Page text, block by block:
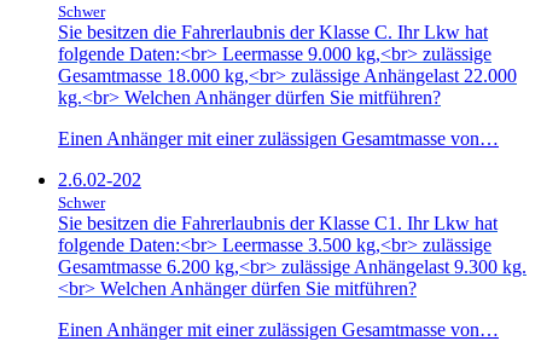
Schwer
Sie besitzen die Fahrerlaubnis der Klasse C. Ihr Lkw hat
folgende Daten:<br> Leermasse 9.000 kg,<br> zulässige
Gesamtmasse 18.000 kg,<br> zulässige Anhängelast 22.000
kg.<br> Welchen Anhänger dürfen Sie mitführen?
Einen Anhänger mit einer zulässigen Gesamtmasse von…
2.6.02-202
Schwer
Sie besitzen die Fahrerlaubnis der Klasse C1. Ihr Lkw hat
folgende Daten:<br> Leermasse 3.500 kg,<br> zulässige
Gesamtmasse 6.200 kg,<br> zulässige Anhängelast 9.300 kg.
<br> Welchen Anhänger dürfen Sie mitführen?
Einen Anhänger mit einer zulässigen Gesamtmasse von…